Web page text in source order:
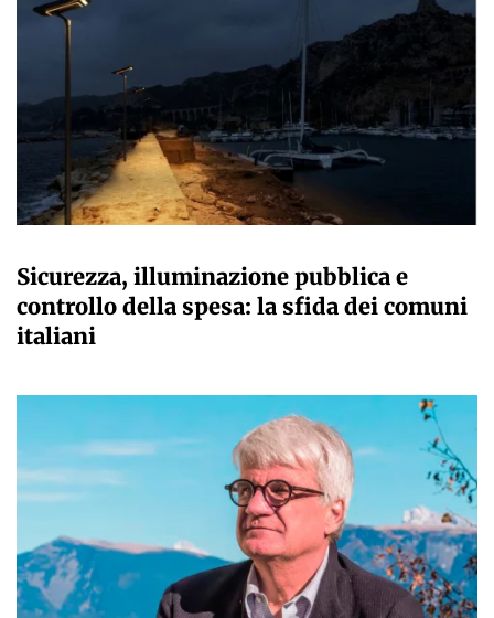
Sicurezza, illuminazione pubblica e
controllo della spesa: la sfida dei comuni
italiani